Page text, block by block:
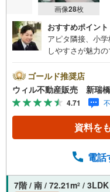
画像28枚
おすすめポイント
アピタ隣接、小
しやすさが魅力
い住環境が整って
ル電化住宅で、室
がエントランスの
音を気にしすぎず
ゴールド推奨店
ウィル不動産販売 新瑞
4.71
資料を
電話
7階 / 南 / 72.21m2 / 3LDK